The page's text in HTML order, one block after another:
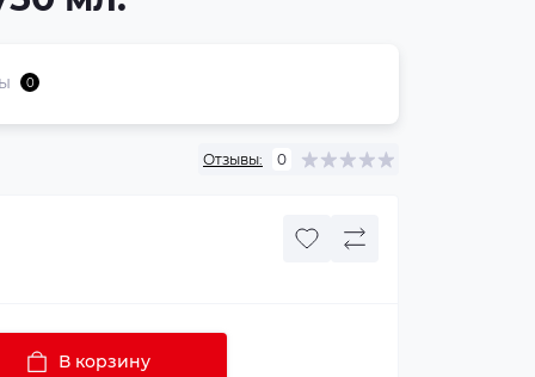
0
Отзывы: 0
В корзину